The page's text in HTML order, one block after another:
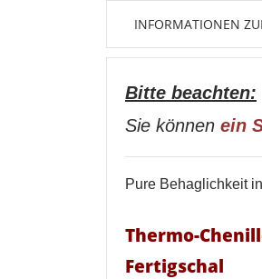
INFORMATIONEN
Bitte beachten:
Sie können ein
Pure Behaglichkeit
Thermo-
Fertigschal